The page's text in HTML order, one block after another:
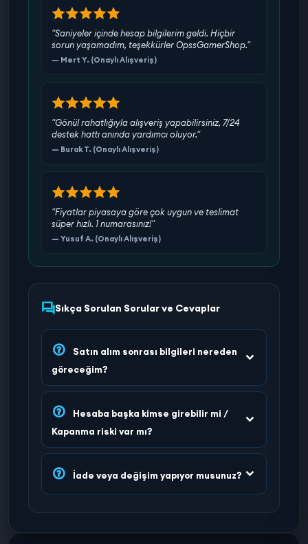
"Saniyeler içinde hesap bilgilerim geldi. Hiçbir
sorun yaşamadım, teşekkürler OpssGamerShop."
— Mert Y. (Onaylı Alışveriş)
"Gönül rahatlığıyla alışveriş yapabilirsiniz, 7/24
destek hattı anında yardımcı oluyor."
— Burak T. (Onaylı Alışveriş)
"Fiyatlar piyasaya göre çok uygun ve teslimat
süper hızlı. 1 numarasınız!"
— Yusuf A. (Onaylı Alışveriş)
Sıkça Sorulan Sorular ve Cevaplar
Satın alım sonrası bilgileri nereden
göreceğim?
Hesaba başka kimse girebilir mi /
Kapanma riski var mı?
İade veya değişim yapıyor musunuz?